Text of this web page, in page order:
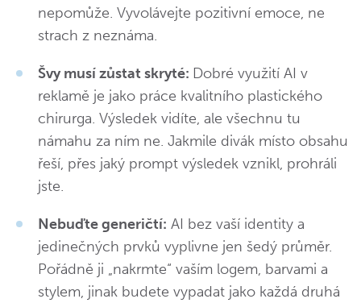
nepomůže. Vyvolávejte pozitivní emoce, ne
strach z neznáma.
Švy musí zůstat skryté: Dobré využití AI v
reklamě je jako práce kvalitního plastického
chirurga. Výsledek vidíte, ale všechnu tu
námahu za ním ne. Jakmile divák místo obsahu
řeší, přes jaký prompt výsledek vznikl, prohráli
jste.
Nebuďte generičtí: AI bez vaší identity a
jedinečných prvků vyplivne jen šedý průměr.
Pořádně ji „nakrmte“ vaším logem, barvami a
stylem, jinak budete vypadat jako každá druhá